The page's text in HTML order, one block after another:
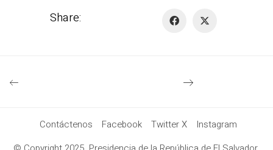
Share:
Contáctenos Facebook Twitter X
Instagram